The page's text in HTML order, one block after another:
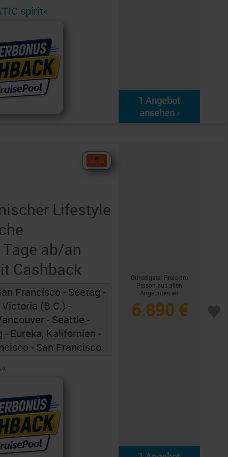
spirit«
1 Angebot
ansehen ›
Lifestyle
ab/an
Cashback
Francisco - Seetag -
(B.C.) -
- Seattle -
- Eureka, Kalifornien -
- San Francisco
Günstigster Preis pro
Person aus allen
Angeboten ab
6.890 €